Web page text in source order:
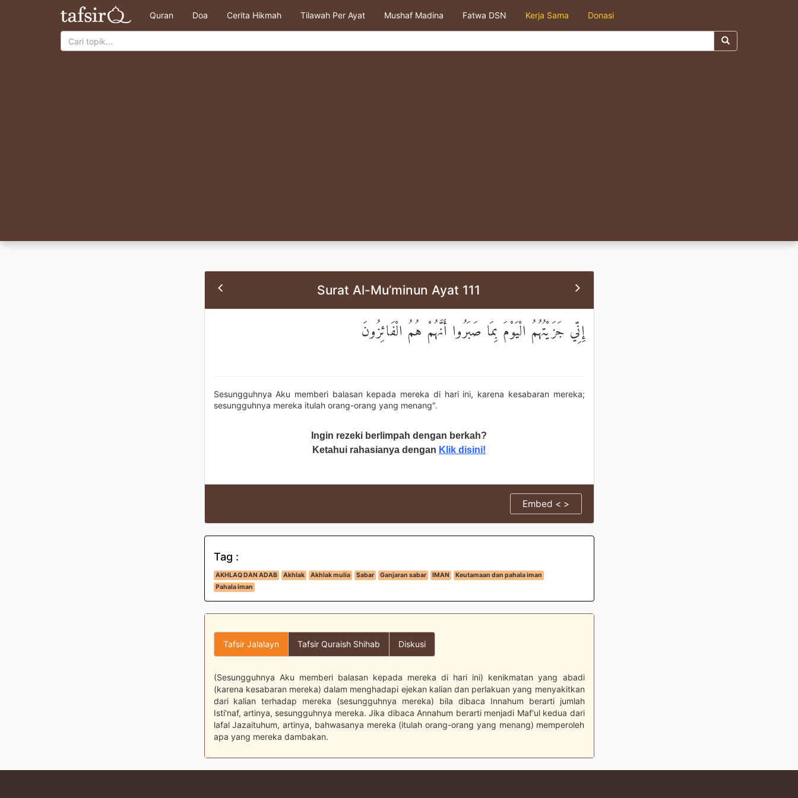
Quran Doa Cerita Hikmah Tilawah Per Ayat Mushaf Madina Fatwa DSN Kerja Sama Donasi
Surat Al-Mu’minun Ayat 111
إِنِّي جَزَيْتُهُمُ الْيَوْمَ بِمَا صَبَرُوا أَنَّهُمْ هُمُ الْفَائِزُونَ
Sesungguhnya Aku memberi balasan kepada mereka di hari ini, karena kesabaran mereka;
sesungguhnya mereka itulah orang-orang yang menang".
Ingin rezeki berlimpah dengan berkah?
Ketahui rahasianya dengan Klik disini!
Embed < >
Tag :
AKHLAQ DAN ADAB Akhlak Akhlak mulia Sabar Ganjaran sabar IMAN
Keutamaan dan pahala iman
Pahala iman
Tafsir Jalalayn Tafsir Quraish Shihab Diskusi
(Sesungguhnya Aku memberi balasan kepada mereka di hari ini) kenikmatan yang abadi
(karena kesabaran mereka) dalam menghadapi ejekan kalian dan perlakuan yang menyakitkan
dari kalian terhadap mereka (sesungguhnya mereka) bila dibaca Innahum berarti jumlah
Isti'naf, artinya, sesungguhnya mereka. Jika dibaca Annahum berarti menjadi Maf'ul kedua dari
lafal Jazaituhum, artinya, bahwasanya mereka (itulah orang-orang yang menang) memperoleh
apa yang mereka dambakan.